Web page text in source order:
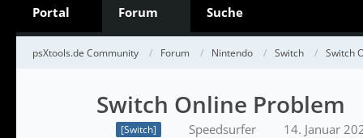
Portal Forum Suche
psXtools.de Community Forum Nintendo Switch Switch
Switch Online Problem
[Switch] Speedsurfer 14. Januar